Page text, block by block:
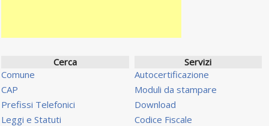
Cerca
Comune
CAP
Prefissi Telefonici
Leggi e Statuti
Servizi
Autocertificazione
Moduli da stampare
Download
Codice Fiscale